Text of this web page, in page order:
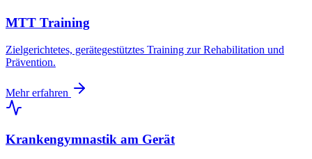
MTT Training
Zielgerichtetes, gerätegestütztes Training zur Rehabilitation und
Prävention.
Mehr erfahren
Krankengymnastik am Gerät